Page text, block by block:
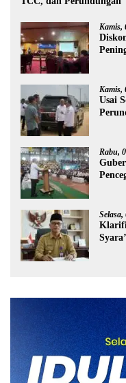
Kamis,
Kamis,
Usai
Rabu,